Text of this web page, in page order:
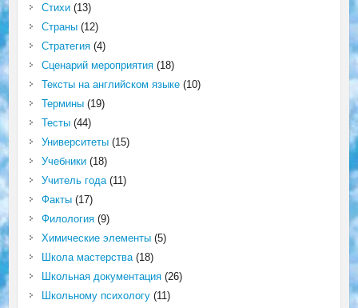
Стихи(13)
Страны(12)
Стратегия(4)
Сценарий мероприятия(18)
Тексты на английском языке(10)
Термины(19)
Тесты(44)
Университеты(15)
Учебники(18)
Учитель года(11)
Факты(17)
Филология(9)
Химические элементы(5)
Школа мастерства(18)
Школьная документация(26)
Школьному психологу(11)